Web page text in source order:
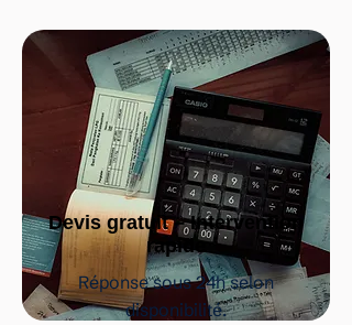
Devis gratuit – Intervention
rapide
Réponse sous 24h selon
disponibilité.